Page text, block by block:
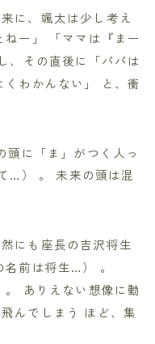
に、颯太は少し考え
ー」 「ママは『まー
、その直後に「パパは
わかんない」
と、衝
頭に「ま」がつく人っ
…） 。 未来の頭は混
にも座長の吉沢将生
名前は将生…） 。
。 ありえない想像に動
んでしまう ほど、集